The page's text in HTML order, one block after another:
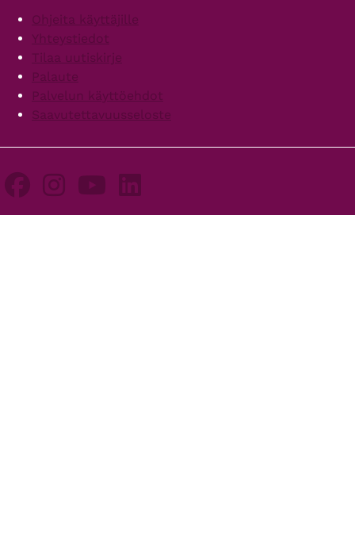
FooterOhjeita käyttäjille
Yhteystiedot
Tilaa uutiskirje
Palaute
Palvelun käyttöehdot
Saavutettavuusseloste